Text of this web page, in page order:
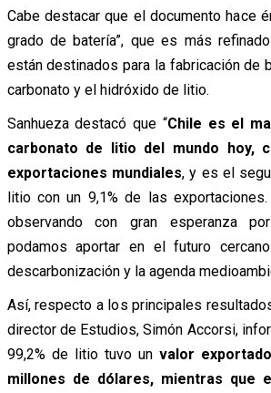
Cabe destacar que el documento hace
grado de batería”, que es más
están destinados para la fabricación de
carbonato y el hidróxido de litio.
Sanhueza destacó que “Chile es el
carbonato de litio del mundo hoy,
exportaciones mundiales, y es el
litio con un 9,1% de las
observando con gran esperanza
podamos aportar en el futuro
descarbonización y la agenda
Así, respecto a los principales
director de Estudios, Simón Accorsi,
99,2% de litio tuvo unvalor
millones de dólares, mientras que